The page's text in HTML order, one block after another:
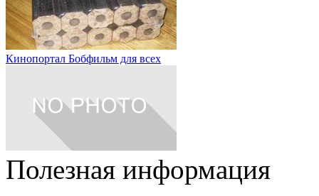
Кинопортал Бобфильм для всех
Полезная информация